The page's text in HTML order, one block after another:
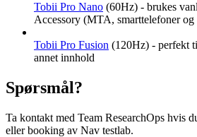
Tobii Pro Nano (60Hz) - brukes
Accessory (MTA, smarttelefoner og
Tobii Pro Fusion (120Hz) - perfekt
annet innhold
Spørsmål?
Ta kontakt med Team ResearchOps hvis
eller booking av Nav testlab.